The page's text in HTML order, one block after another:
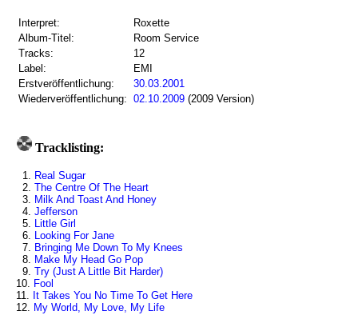
Interpret:
Roxette
Album-Titel:
Room Service
Tracks:
12
Label:
EMI
Erstveröffentlichung:
30.03.2001
Wiederveröffentlichung: 02.10.2009 (2009 Version)
Tracklisting:
1. Real Sugar
2. The Centre Of The Heart
3. Milk And Toast And Honey
4. Jefferson
5. Little Girl
6. Looking For Jane
7. Bringing Me Down To My Knees
8. Make My Head Go Pop
9. Try (Just A Little Bit Harder)
10. Fool
11. It Takes You No Time To Get Here
12. My World, My Love, My Life